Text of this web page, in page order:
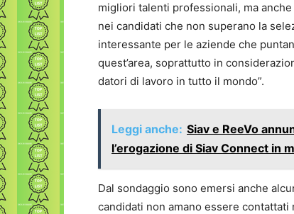
migliori talenti professionali, ma
nei candidati che non superano la
interessante per le aziende che
quest’area, soprattutto in
datori di lavoro in tutto il mondo”.
Leggi anche: Siav e ReeVo
l’erogazione di Siav Connect in
Dal sondaggio sono emersi anche
candidati non amano essere